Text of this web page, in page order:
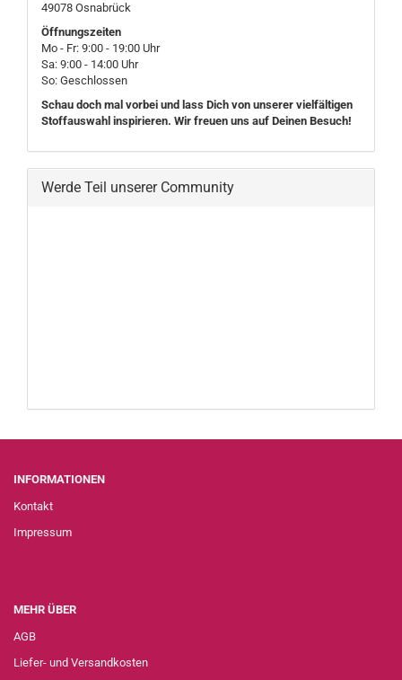
49078 Osnabrück
Öffnungszeiten
Mo - Fr: 9:00 - 19:00 Uhr
Sa: 9:00 - 14:00 Uhr
So: Geschlossen
Schau doch mal vorbei und lass Dich von unserer vielfältigen
Stoffauswahl inspirieren. Wir freuen uns auf Deinen Besuch!
Werde Teil unserer Community
INFORMATIONEN
Kontakt
Impressum
MEHR ÜBER
AGB
Liefer- und Versandkosten